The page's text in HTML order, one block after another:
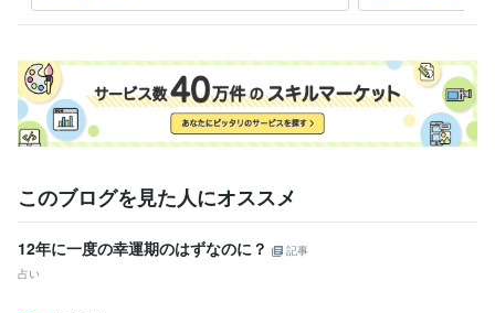
ます
このブログを見た人にオススメ
12年に一度の幸運期のはずなのに？
記事
占い